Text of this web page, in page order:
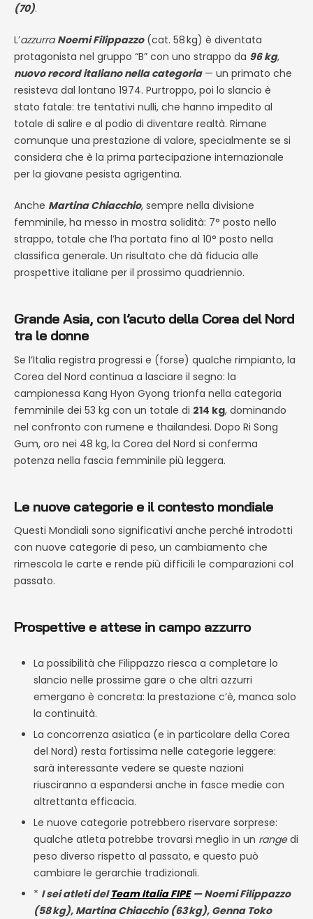
(70).
L’azzurraNoemi Filippazzo(cat. 58kg) è diventata
protagonista nel gruppo “B” con uno strappo da 96 kg,
nuovo record italiano nella categoria— un primato che
resisteva dal lontano 1974. Purtroppo, poi lo slancio è
stato fatale: tre tentativi nulli, che hanno impedito al
totale di salire e al podio di diventare realtà. Rimane
comunque una prestazione di valore, specialmente se si
considera che è la prima partecipazione internazionale
per la giovane pesista agrigentina.
Anche Martina Chiacchio, sempre nella divisione
femminile, ha messo in mostra solidità: 7° posto nello
strappo, totale che l’ha portata fino al 10° posto nella
classifica generale. Un risultato che dà fiducia alle
prospettive italiane per il prossimo quadriennio.
Grande Asia, con l’acuto della Corea del Nord
tra le donne
Se l’Italia registra progressi e (forse) qualche rimpianto, la
Corea del Nord continua a lasciare il segno: la
campionessa Kang Hyon Gyong trionfa nella categoria
femminile dei 53 kg con un totale di 214 kg, dominando
nel confronto con rumene e thailandesi. Dopo Ri Song
Gum, oro nei 48 kg, la Corea del Nord si conferma
potenza nella fascia femminile più leggera.
Le nuove categorie e il contesto mondiale
Questi Mondiali sono significativi anche perché introdotti
con nuove categorie di peso, un cambiamento che
rimescola le carte e rende più difficili le comparazioni col
passato.
Prospettive e attese in campo azzurro
La possibilità che Filippazzo riesca a completare lo
slancio nelle prossime gare o che altri azzurri
emergano è concreta: la prestazione c’è, manca solo
la continuità.
La concorrenza asiatica (e in particolare della Corea
del Nord) resta fortissima nelle categorie leggere:
sarà interessante vedere se queste nazioni
riusciranno a espandersi anche in fasce medie con
altrettanta efficacia.
Le nuove categorie potrebbero riservare sorprese:
qualche atleta potrebbe trovarsi meglio in un rangedi
peso diverso rispetto al passato, e questo può
cambiare le gerarchie tradizionali.
* I sei atleti delTeam Italia FIPE— Noemi Filippazzo
(58kg), Martina Chiacchio (63kg), Genna Toko